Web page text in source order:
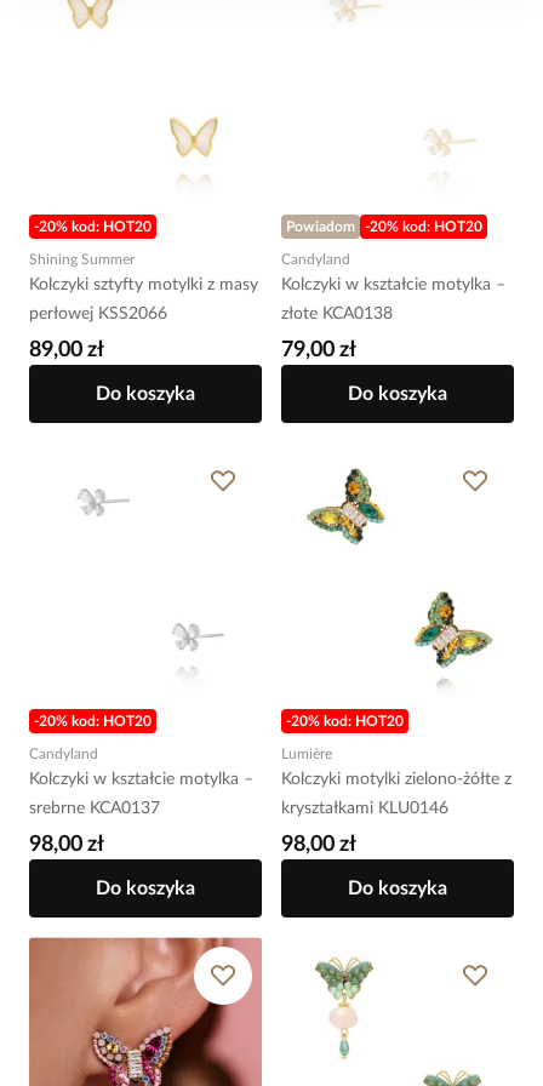
-20% kod: HOT20
Shining Summer
Kolczyki sztyfty motylki z masy
perłowej KSS2066
89,00 zł
Do koszyka
Powiadom -20% kod: HOT20
Candyland
Kolczyki w kształcie motylka –
złote KCA0138
79,00 zł
Do koszyka
-20% kod: HOT20
Candyland
Kolczyki w kształcie motylka –
srebrne KCA0137
98,00 zł
Do koszyka
-20% kod: HOT20
Lumière
Kolczyki motylki zielono-żółte z
kryształkami KLU0146
98,00 zł
Do koszyka